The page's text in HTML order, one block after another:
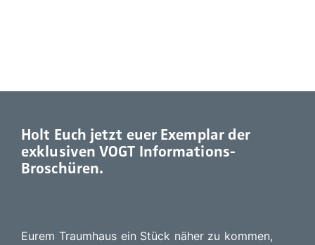
Holt Euch jetzt euer Exemplar der
exklusiven VOGT Informations-
Broschüren.
Eurem Traumhaus ein Stück näher zu kommen,